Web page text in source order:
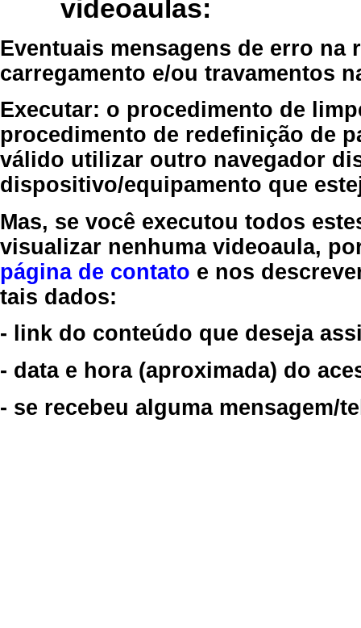
videoaulas:
Eventuais mensagens de erro
carregamento e/ou travamentos
Executar: o procedimento de
procedimento de redefinição de
válido utilizar outro navegador
dispositivo/equipamento que
Mas, se você executou todos
visualizar nenhuma videoaula,
página de contato e nos
tais dados:
- link do conteúdo que deseja
- data e hora (aproximada) do
- se recebeu alguma mensagem/